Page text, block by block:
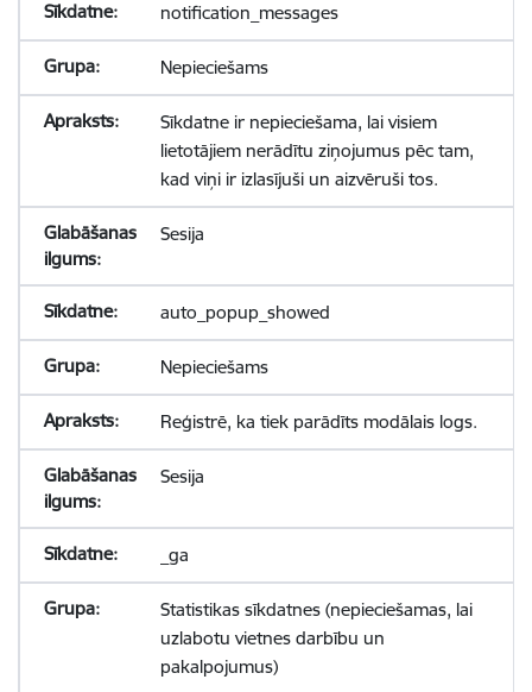
notification_messages
Nepieciešams
Sīkdatne ir nepieciešama, lai visiem
lietotājiem nerādītu ziņojumus pēc tam,
kad viņi ir izlasījuši un aizvēruši tos.
Sesija
auto_popup_showed
Nepieciešams
Reģistrē, ka tiek parādīts modālais logs.
Sesija
_ga
Statistikas sīkdatnes (nepieciešamas, lai
uzlabotu vietnes darbību un
pakalpojumus)